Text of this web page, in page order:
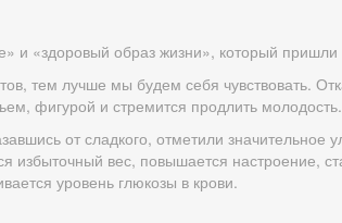
и «здоровый образ жизни», который
тем лучше мы будем себя чувствовать.
фигурой и стремится продлить молодость.
от сладкого, отметили значительное
избыточный вес, повышается настроение,
уровень глюкозы в крови.